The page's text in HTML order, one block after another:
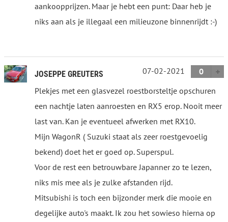
aankoopprijzen. Maar je hebt een punt: Daar heb je
niks aan als je illegaal een milieuzone binnenrijdt :-)
JOSEPPE GREUTERS 07-02-2021
0
Plekjes met een glasvezel roestborsteltje opschuren
een nachtje laten aanroesten en RX5 erop. Nooit meer
last van. Kan je eventueel afwerken met RX10.
Mijn WagonR ( Suzuki staat als zeer roestgevoelig
bekend) doet het er goed op. Superspul.
Voor de rest een betrouwbare Japanner zo te lezen,
niks mis mee als je zulke afstanden rijd.
Mitsubishi is toch een bijzonder merk die mooie en
degelijke auto's maakt. Ik zou het sowieso hierna op